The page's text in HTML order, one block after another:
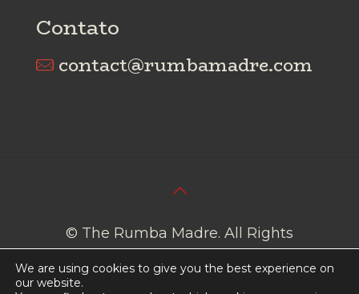
Contato
contact@rumbamadre.com
© The Rumba Madre. All Rights
Policy
We are using cookies to give you the best experience on
our website.